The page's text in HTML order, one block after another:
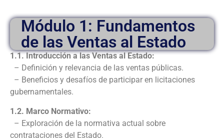
Módulo 1: Fundamentos
de las Ventas al Estado
1.1. Introducción a las Ventas al Estado:
– Definición y relevancia de las ventas públicas.
– Beneficios y desafíos de participar en licitaciones
gubernamentales.
1.2. Marco Normativo:
– Exploración de la normativa actual sobre
contrataciones del Estado.